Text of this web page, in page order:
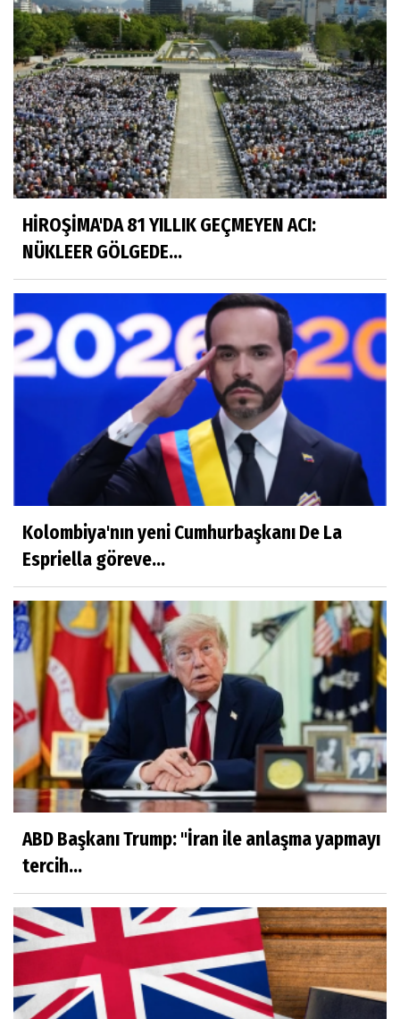
HİROŞİMA'DA 81 YILLIK GEÇMEYEN ACI:
NÜKLEER GÖLGEDE...
Kolombiya'nın yeni Cumhurbaşkanı De La
Espriella göreve...
ABD Başkanı Trump: "İran ile anlaşma yapmayı
tercih...